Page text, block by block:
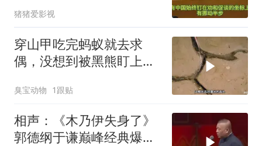
猪猪爱影视
穿山甲吃完蚂蚁就去求
偶，没想到被黑熊盯上
臭宝动物 1跟贴
相声：《木乃伊失身了》
郭德纲于谦巅峰经典爆笑